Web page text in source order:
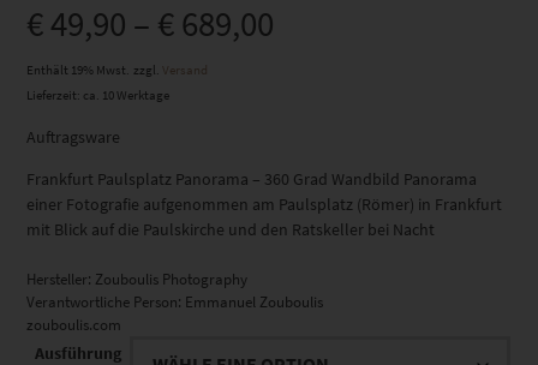
€49,90 – € 689,00
Enthält 19% Mwst. zzgl.
Versand
Lieferzeit: ca. 10 Werktage
Auftragsware
Frankfurt Paulsplatz Panorama – 360 Grad Wandbild Panorama
einer Fotografie aufgenommen am Paulsplatz (Römer) in Frankfurt
mit Blick auf die Paulskirche und den Ratskeller bei Nacht
Hersteller: Zouboulis Photography
Verantwortliche Person: Emmanuel Zouboulis
zouboulis.com
Ausführung